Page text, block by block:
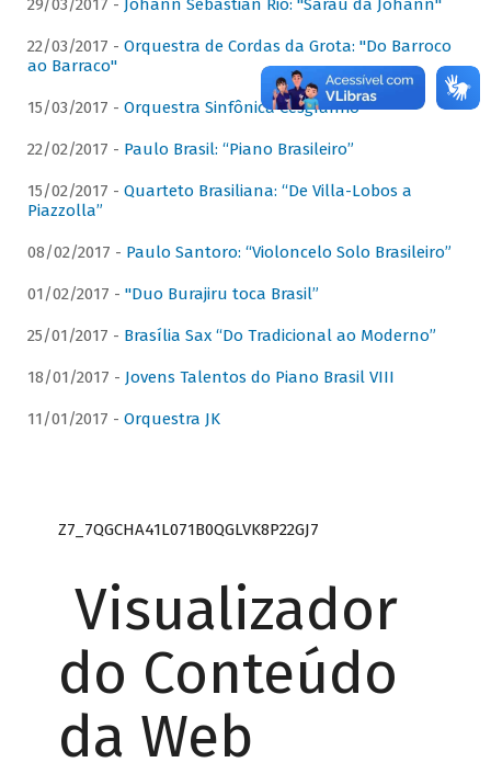
29/03/2017 - Johann Sebastian Rio: "Sarau da Johann"
22/03/2017 - Orquestra de Cordas da Grota: "Do Barroco
ao Barraco"
15/03/2017 - Orquestra Sinfônica Cesgranrio
22/02/2017 - Paulo Brasil: “Piano Brasileiro”
15/02/2017 - Quarteto Brasiliana: “De Villa-Lobos a
Piazzolla”
08/02/2017 - Paulo Santoro: “Violoncelo Solo Brasileiro”
01/02/2017 - "Duo Burajiru toca Brasil”
25/01/2017 - Brasília Sax “Do Tradicional ao Moderno”
18/01/2017 - Jovens Talentos do Piano Brasil VIII
11/01/2017 - Orquestra JK
Z7_7QGCHA41L071B0QGLVK8P22GJ7
Visualizador
do Conteúdo
da Web